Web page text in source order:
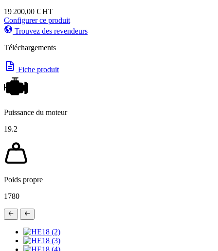
19 200,00 € HT
Configurer ce produit
Trouvez des revendeurs
Téléchargements
Fiche produit
Puissance du moteur
19.2
Poids propre
1780